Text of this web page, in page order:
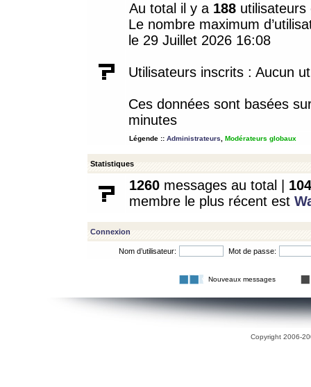
Au total il y a 188
Le nombre maximum
le 29 Juillet 2026 16:08
Utilisateurs inscrits : Aucun
Ces données sont basées
minutes
Légende :: Administrateurs Modérateurs globaux
Statistiques
1260 messages au total | 104
membre le plus récent est
Connexion
Nom d’utilisateur: Mot de passe:
Nouveaux messages
Copyright 2006-